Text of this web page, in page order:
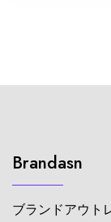
Brandasn
ブランドアウト